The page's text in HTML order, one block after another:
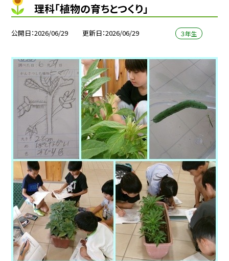
理科「植物の育ちとつくり」
公開日 2026/06/29 更新日 2026/06/29 ３年生